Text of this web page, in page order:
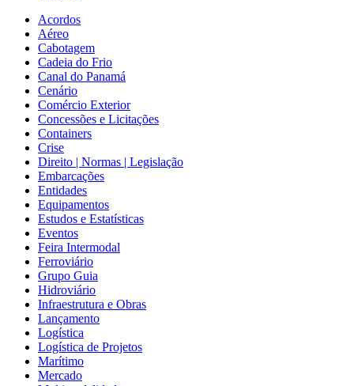
Acordos
Aéreo
Cabotagem
Cadeia do Frio
Canal do Panamá
Cenário
Comércio Exterior
Concessões e Licitações
Containers
Crise
Direito | Normas | Legislação
Embarcações
Entidades
Equipamentos
Estudos e Estatísticas
Eventos
Feira Intermodal
Ferroviário
Grupo Guia
Hidroviário
Infraestrutura e Obras
Lançamento
Logística
Logística de Projetos
Marítimo
Mercado